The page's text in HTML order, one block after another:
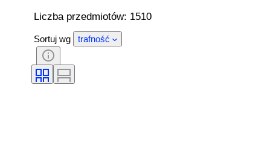
Liczba przedmiotów: 1510
Sortuj wg trafność